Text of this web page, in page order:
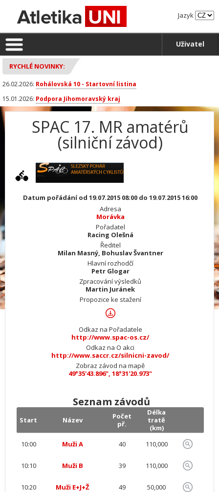
Jazyk
Uživatel
RYCHLÉ NOVINKY:
26.02.2026: Rohálovská 10 - Startovní listina
15.01.2026: Podpora Jihomoravský kraj
SPAC 17. MR amatérů
(silniční závod)
Datum pořádání od 19.07.2015 08:00 do 19.07.2015 16:00
Adresa
Morávka
Pořadatel
Racing Olešná
Ředitel
Milan Masný, Bohuslav Švantner
Hlavní rozhodčí
Petr Glogar
Zpracování výsledků
Martin Juránek
Propozice ke stažení
Odkaz na Pořadatele
http://www.spac-os.cz/
Odkaz na O akci
http://www.saccr.cz/silnicni-zavod/
Zobraz závod na mapě
49°35'43.896", 18°31'20.973"
Seznam závodů
Start Název
Počet
př.
Délka
tratě
(km)
10:00
Muži A 40 110,000
10:10 Muži B 39 110,000
10:20 Muži E+J+Ž 49 50,000